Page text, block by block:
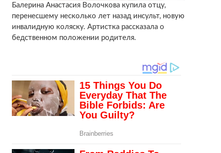
Балерина Анастасия Волочкова купила отцу,
перенесшему несколько лет назад инсульт, новую
инвалидную коляску. Артистка рассказала о
бедственном положении родителя.